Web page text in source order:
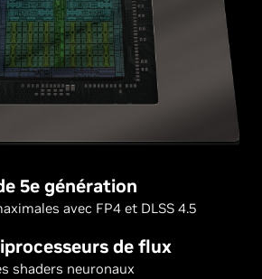
5e génération
avec FP4 et DLSS 4.5
de flux
shaders neuronaux